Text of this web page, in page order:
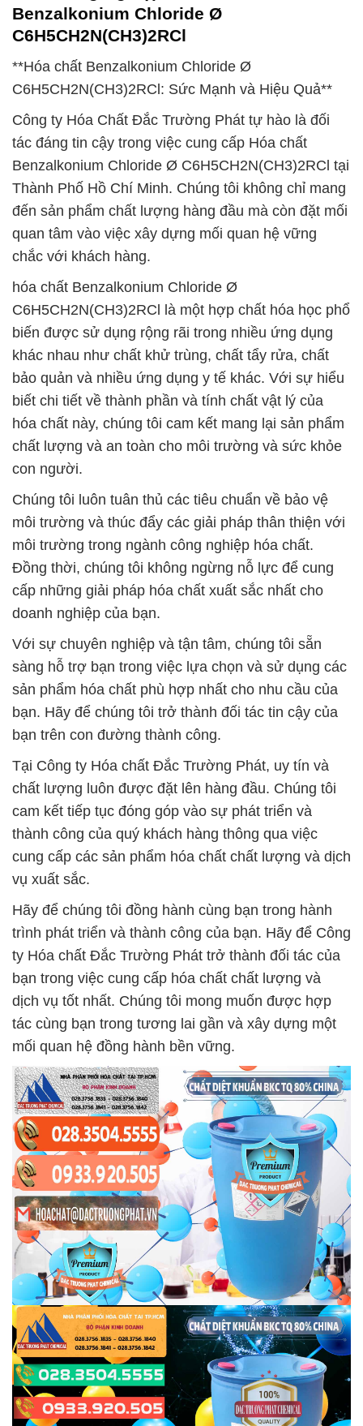
Benzalkonium Chloride Ø
C6H5CH2N(CH3)2RCl
**Hóa chất Benzalkonium Chloride Ø
C6H5CH2N(CH3)2RCl: Sức Mạnh và Hiệu Quả**
Công ty Hóa Chất Đắc Trường Phát tự hào là đối
tác đáng tin cậy trong việc cung cấp Hóa chất
Benzalkonium Chloride Ø C6H5CH2N(CH3)2RCl tại
Thành Phố Hồ Chí Minh. Chúng tôi không chỉ mang
đến sản phẩm chất lượng hàng đầu mà còn đặt mối
quan tâm vào việc xây dựng mối quan hệ vững
chắc với khách hàng.
hóa chất Benzalkonium Chloride Ø
C6H5CH2N(CH3)2RCl là một hợp chất hóa học phổ
biến được sử dụng rộng rãi trong nhiều ứng dụng
khác nhau như chất khử trùng, chất tẩy rửa, chất
bảo quản và nhiều ứng dụng y tế khác. Với sự hiểu
biết chi tiết về thành phần và tính chất vật lý của
hóa chất này, chúng tôi cam kết mang lại sản phẩm
chất lượng và an toàn cho môi trường và sức khỏe
con người.
Chúng tôi luôn tuân thủ các tiêu chuẩn về bảo vệ
môi trường và thúc đẩy các giải pháp thân thiện với
môi trường trong ngành công nghiệp hóa chất.
Đồng thời, chúng tôi không ngừng nỗ lực để cung
cấp những giải pháp hóa chất xuất sắc nhất cho
doanh nghiệp của bạn.
Với sự chuyên nghiệp và tận tâm, chúng tôi sẵn
sàng hỗ trợ bạn trong việc lựa chọn và sử dụng các
sản phẩm hóa chất phù hợp nhất cho nhu cầu của
bạn. Hãy để chúng tôi trở thành đối tác tin cậy của
bạn trên con đường thành công.
Tại Công ty Hóa chất Đắc Trường Phát, uy tín và
chất lượng luôn được đặt lên hàng đầu. Chúng tôi
cam kết tiếp tục đóng góp vào sự phát triển và
thành công của quý khách hàng thông qua việc
cung cấp các sản phẩm hóa chất chất lượng và dịch
vụ xuất sắc.
Hãy để chúng tôi đồng hành cùng bạn trong hành
trình phát triển và thành công của bạn. Hãy để Công
ty Hóa chất Đắc Trường Phát trở thành đối tác của
bạn trong việc cung cấp hóa chất chất lượng và
dịch vụ tốt nhất. Chúng tôi mong muốn được hợp
tác cùng bạn trong tương lai gần và xây dựng một
mối quan hệ đồng hành bền vững.